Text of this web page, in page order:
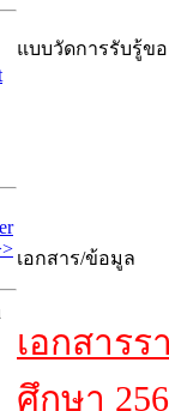
แบบวัดการรับรู้ข
เอกสาร/ข้อมูล
เอกสารร
ศึกษา